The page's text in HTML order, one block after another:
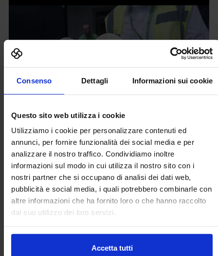
Consenso Dettagli Informazioni sui cookie
Questo sito web utilizza i cookie
Utilizziamo i cookie per personalizzare contenuti ed
annunci, per fornire funzionalità dei social media e per
analizzare il nostro traffico. Condividiamo inoltre
informazioni sul modo in cui utilizza il nostro sito con i
nostri partner che si occupano di analisi dei dati web,
pubblicità e social media, i quali potrebbero combinarle con
altre informazioni che ha fornito loro o che hanno raccolto
dal suo utilizzo dei loro servizi.
Accetta tutti
(SACBO)
Attraverso la simulazione di situazioni di emergenza realistiche
mediante l'utilizzo di simulatori fireless, costruiamo eventi che
aumentano il coinvo...